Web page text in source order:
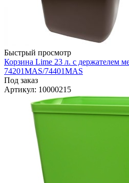
Быстрый просмотр
Корзина Lime 23 л. с держателем
74201MAS/74401MAS
Под заказ
Артикул: 10000215